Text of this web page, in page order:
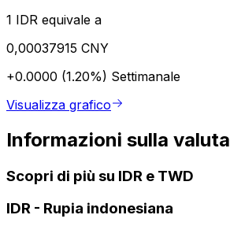
1 IDR equivale a
0,00037915 CNY
+0.0000 (1.20%) Settimanale
Visualizza grafico
Informazioni sulla valuta
Scopri di più su IDR e TWD
IDR - Rupia indonesiana